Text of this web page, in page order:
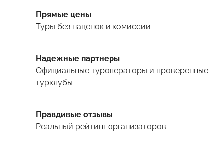
Прямые цены
Туры без наценок и комиссии
Надежные партнеры
Официальные туроператоры и проверенные
турклубы
Правдивые отзывы
Реальный рейтинг организаторов